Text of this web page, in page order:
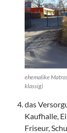
ehemalike
klassig)
das
Kaufhalle,
Friseur,